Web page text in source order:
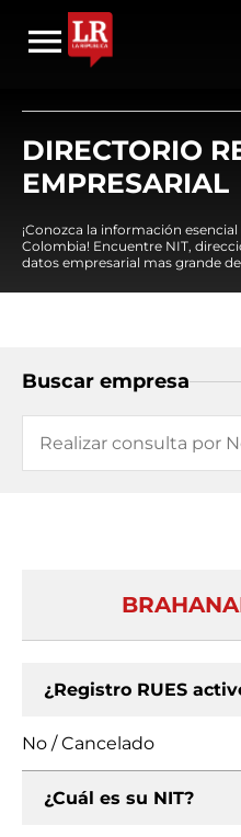
DIRECTORIO
EMPRESARIAL
¡Conozca la información
Colombia! Encuentre NIT,
datos empresarial mas grande
Buscar empresa
¿Registro RUES
No / Cancelado
¿Cuál es su NIT?